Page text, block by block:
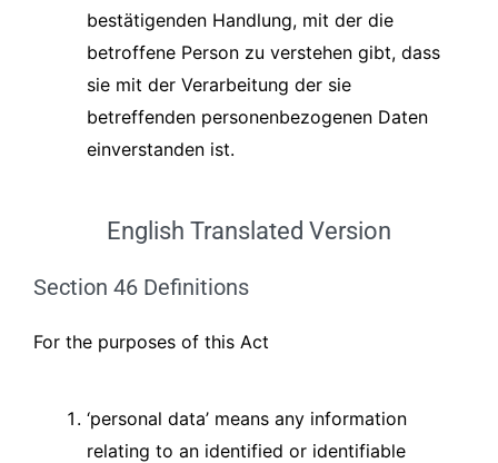
bestätigenden Handlung, mit der die
betroffene Person zu verstehen gibt, dass
sie mit der Verarbeitung der sie
betreffenden personenbezogenen Daten
einverstanden ist.
English Translated Version
Section 46 Definitions
For the purposes of this Act
‘personal data’ means any information
relating to an identified or identifiable